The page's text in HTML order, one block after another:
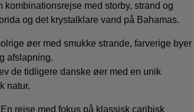
kombinationsrejse med storby, strand og
og det krystalklare vand på Bahamas.
øer med smukke strande, farverige byer
afslapning.
de tidligere danske øer med en unik
natur.
rejse med fokus på klassisk caribisk